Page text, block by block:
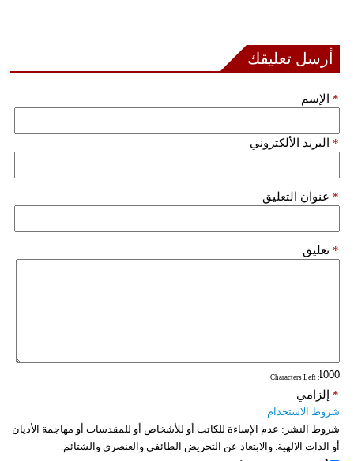
أرسل تعليقك
الإسم *
البريد الألكتروني *
عنوان التعليق *
تعليق *
: Characters Left
إلزامي *
شروط الاستخدام
شروط النشر: عدم الإساءة للكاتب أو للأشخاص أو للمقدسات أو مهاجمة الأديان
أو الذات الالهية. والابتعاد عن التحريض الطائفي والعنصري والشتائم.